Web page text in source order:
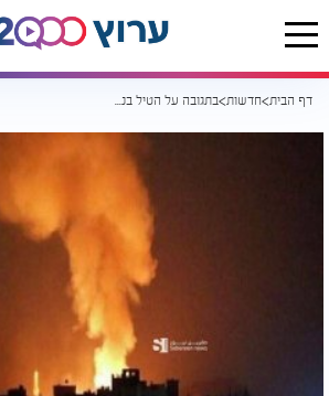
דף הבית חדשות בתגובה על הטיל בנתב"ג: 20 מטוסי חיל האוויר תוקפים בתימן